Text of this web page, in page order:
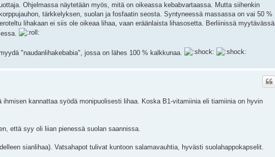
Ohjelmassa näytetään myös, mitä on oikeassa kebabvartaassa. Mutta siihenkin
tärkkelyksen, suolan ja fosfaatin seosta. Syntyneessä massassa on vai 50 %
lihakaan ei siis ole oikeaa lihaa, vaan eräänlaista lihasosetta. Berliinissä myytävässä
"naudanlihakebabia", jossa on lähes 100 % kalkkunaa.
kannattaa syödä monipuolisesti lihaa. Koska B1-vitamiinia eli tiamiinia on hyvin
että syy oli liian pienessä suolan saannissa.
sianlihaa). Vatsahapot tulivat kuntoon salamavauhtia, hyvästi suolahappokapselit.